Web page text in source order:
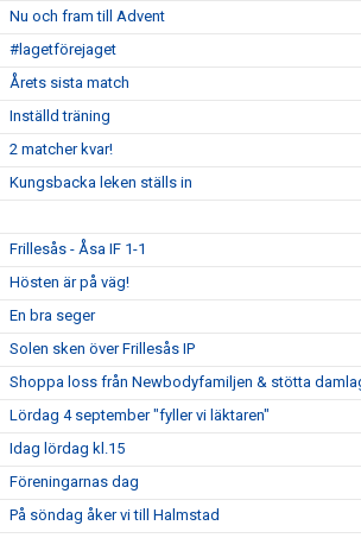
Nu och fram till Advent
#lagetförejaget
Årets sista match
Inställd träning
2 matcher kvar!
Kungsbacka leken ställs in
Frillesås - Åsa IF 1-1
Hösten är på väg!
En bra seger
Solen sken över Frillesås IP
Shoppa loss från Newbodyfamiljen & stötta
Lördag 4 september "fyller vi läktaren"
Idag lördag kl.15
Föreningarnas dag
På söndag åker vi till Halmstad